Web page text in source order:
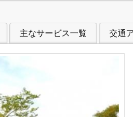
主なサービス一覧 交通